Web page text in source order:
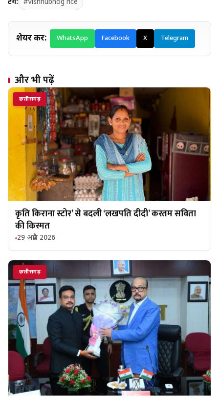
टैग: #Vishnubhog rice
शेयर करें: WhatsApp Facebook X Telegram
और भी पढ़ें
छत्तीसगढ़
कृति किराना स्टोर’ से बदली ‘लखपति दीदी’ करतम सविता
की किस्मत
29 अप्रैल 2026
छत्तीसगढ़